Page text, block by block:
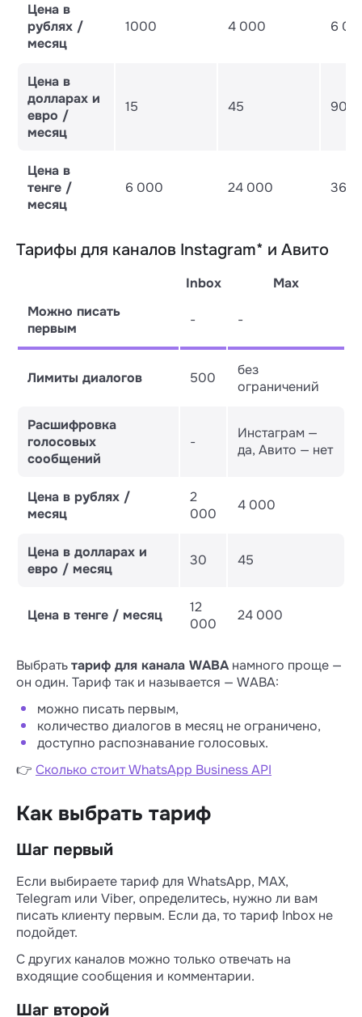
Цена в
рублях /
месяц
1000 4 000 6
Цена в
долларах и
евро /
месяц
15 45 90
Цена в
тенге /
месяц
6 000 24 000 36
Тарифы для каналов Instagram* и Авито
Inbox
Max
Можно писать
первым
- -
Лимиты диалогов 500
без
ограничений
Расшифровка
голосовых
сообщений
-
Инстаграм —
да, Авито — нет
Цена в рублях /
месяц
2
000
4 000
Цена в долларах и
евро / месяц
30 45
Цена в тенге / месяц
12
000
24 000
Выбратьтариф для канала WABAнамного проще —
он один. Тариф так и называется — WABA:
можно писать первым,
количество диалогов в месяц не ограничено,
доступно распознавание голосовых.
👉 Сколько стоит WhatsApp Business API
Как выбрать тариф
Шаг первый
Если выбираете тариф для WhatsApp, MAX,
Telegram или Viber, определитесь, нужно ли вам
писать клиенту первым. Если да, то тариф Inbox не
подойдет.
С других каналов можно только отвечать на
входящие сообщения и комментарии.
Шаг второй